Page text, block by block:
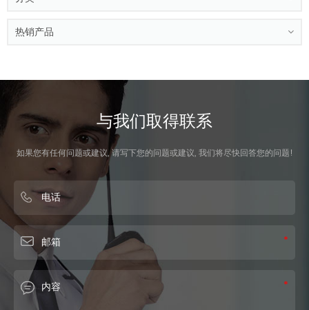
热销产品
与我们取得联系
如果您有任何问题或建议, 请写下您的问题或建议, 我们将尽快回答您的问题!